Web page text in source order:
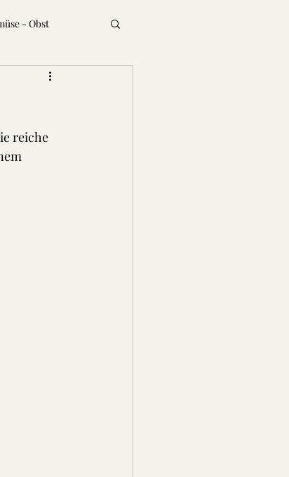
- Obst
reiche